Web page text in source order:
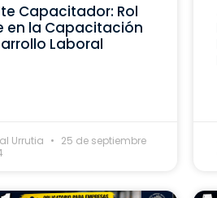
Capacitador: Rol
en la Capacitación
Laboral
Urrutia
25 de septiembre